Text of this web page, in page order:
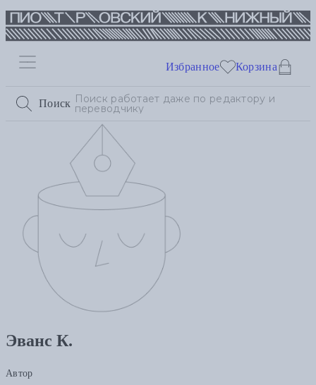
Поиск
Избранное Корзина
Эванс К.
Автор